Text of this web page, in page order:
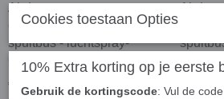
Airduster spray
compressed gas - perslucht
spuitbus - luchtspray-
600ML
€ 7,95
400ML
€ 7,35 €
Cookies toestaan Opties
10% Extra korting op je eerste
Gebruik de kortingscode: Vul de code